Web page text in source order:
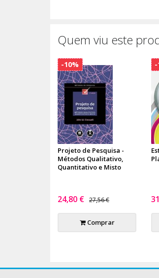
Quem viu este
Projeto de Pesquisa -
Métodos Qualitativo,
Quantitativo e Misto
24,80 € 27,56 €
Comprar
-10% -